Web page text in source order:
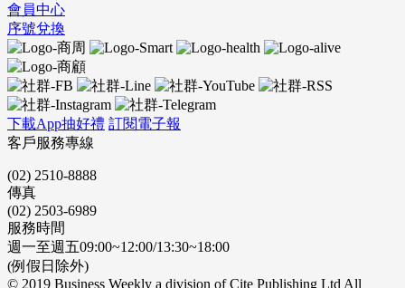
會員中心
序號兌換
下載App抽好禮 訂閱電子報
客戶服務專線
(02) 2510-8888
傳真
(02) 2503-6989
服務時間
週一至週五09:00~12:00/13:30~18:00
(例假日除外)
© 2019 Business Weekly a division of Cite Publishing Ltd All